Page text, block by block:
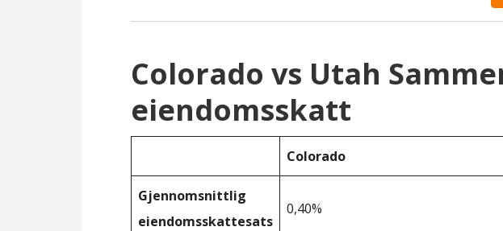
Colorado vs Utah
eiendomsskatt
Colorado
Gjennomsnittlig
eiendomsskattesats
0,40%